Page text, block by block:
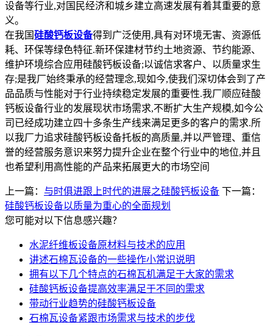
设备等行业,对国民经济和城乡建立高速发展有着其重要的意
义。
在我国硅酸钙板设备得到广泛使用,具有对环境无害、资源低
耗、环保等绿色特征.新环保建材节约土地资源、节约能源、
维护环境综合应用硅酸钙板设备;以诚信求客户、以质量求生
存;是我厂始终秉承的经营理念,现如今,使我们深切体会到了产
品品质与性能对于行业持续稳定发展的重要性.我厂顺应硅酸
钙板设备行业的发展现状市场需求,不断扩大生产规模,如今公
司已经成功建立四十多条生产线来满足更多的客户的需求.所
以我厂力追求硅酸钙板设备托板的高质量,并以严管理、重信
誉的经营服务意识来努力提升企业在整个行业中的地位,并且
也希望利用高性能的产品来拓展更大的市场空间
上一篇： 与时俱进跟上时代的进展之硅酸钙板设备 下一篇：
硅酸钙板设备以质量为重心的全面规划
您可能对以下信息感兴趣？
水泥纤维板设备原材料与技术的应用
讲述石棉瓦设备的一些操作小常识说明
拥有以下几个特点的石棉瓦机满足于大家的需求
硅酸钙板设备提高效率满足于不同的需求
带动行业趋势的硅酸钙板设备
石棉瓦设备紧跟市场需求与技术的步伐